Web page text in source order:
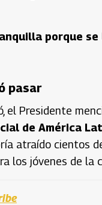
porque
pasar
el Presidente
de América
atraído cientos
los jóvenes de la